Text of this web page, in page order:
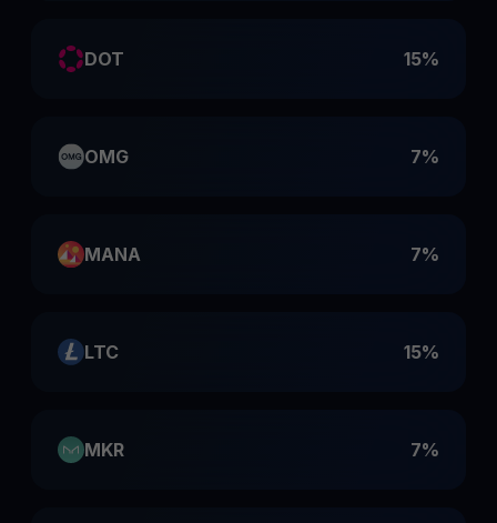
DOT 15%
OMG 7%
MANA 7%
LTC 15%
MKR 7%